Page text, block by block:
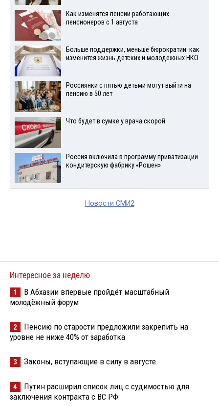
Как изменятся пенсии работающих
пенсионеров с 1 августа
Больше поддержки, меньше бюрократии: как
изменится жизнь детских и молодежных НКО
Россиянки с пятью детьми могут выйти на
пенсию в 50 лет
Что будет в сумке у врача скорой
Россия включила в программу приватизации
кондитерскую фабрику «Рошен»
Новости СМИ2
Интересное за неделю
1
В Абхазии впервые пройдёт масштабный
молодёжный форум
2
Пенсию по старости предложили закрепить на
уровне не ниже 40% от заработка
3 Законы, вступающие в силу в августе
4
Путин расширил список лиц с судимостью для
заключения контракта с ВС РФ